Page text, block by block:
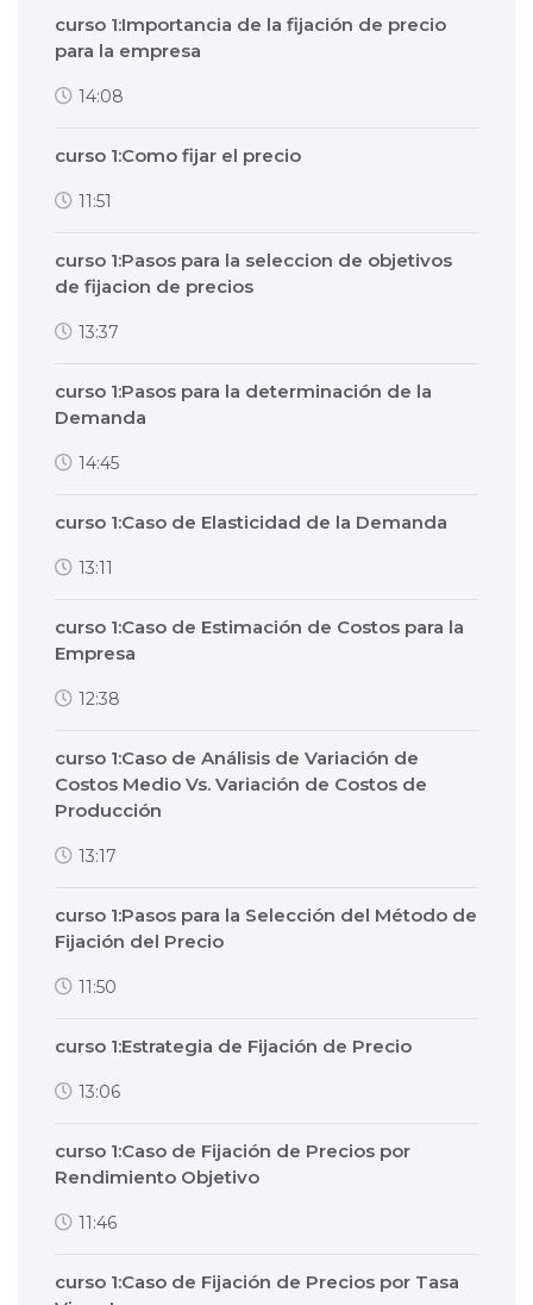
curso 1:Importancia de la fijación de precio
para la empresa
14:08
curso 1:Como fijar el precio
11:51
curso 1:Pasos para la seleccion de objetivos
de fijacion de precios
13:37
curso 1:Pasos para la determinación de la
Demanda
14:45
curso 1:Caso de Elasticidad de la Demanda
13:11
curso 1:Caso de Estimación de Costos para la
Empresa
12:38
curso 1:Caso de Análisis de Variación de
Costos Medio Vs. Variación de Costos de
Producción
13:17
curso 1:Pasos para la Selección del Método de
Fijación del Precio
11:50
curso 1:Estrategia de Fijación de Precio
13:06
curso 1:Caso de Fijación de Precios por
Rendimiento Objetivo
11:46
curso 1:Caso de Fijación de Precios por Tasa